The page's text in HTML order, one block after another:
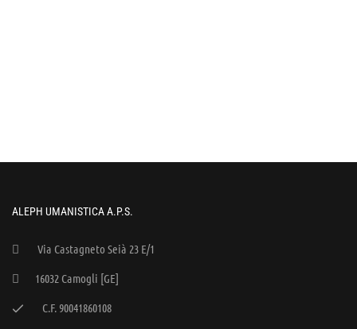
ALEPH UMANISTICA A.P.S.
Via Castagneto Seià 23 E/1
16032 Camogli [GE]
C.F. 90041860108